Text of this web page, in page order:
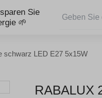
Sie
🌱
schwarz LED E27 5x15W
RABALUX